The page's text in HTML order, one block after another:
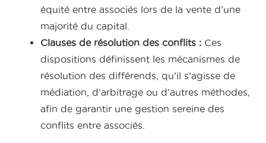
équité entre associés lors de la vente d’une
majorité du capital.
Clauses de résolution des conflits : Ces
dispositions définissent les mécanismes de
résolution des différends, qu’il s’agisse de
médiation, d’arbitrage ou d’autres méthodes,
afin de garantir une gestion sereine des
conflits entre associés.